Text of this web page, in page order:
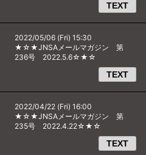
TEXT
2022/05/06 (Fri) 15:30
★☆★JNSAメールマガジン 第
236号 2022.5.6☆★☆
TEXT
2022/04/22 (Fri) 16:00
★☆★JNSAメールマガジン 第
235号 2022.4.22☆★☆
TEXT